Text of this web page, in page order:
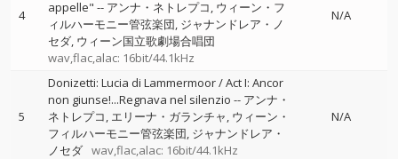
4
appelle" -- アンナ・ネトレプコ ウィーン・フ
ィルハーモニー管弦楽団 ジャナンドレア・ノ
セダ ウィーン国立歌劇場合唱団
wav,flac,alac: 16bit/44.1kHz
N/A
5
Donizetti: Lucia di Lammermoor / Act I: Ancor
non giunse!...Regnava nel silenzio -- アンナ・
ネトレプコ エリーナ・ガランチャ ウィーン・
フィルハーモニー管弦楽団 ジャナンドレア・
ノセダ wav,flac,alac: 16bit/44.1kHz
N/A